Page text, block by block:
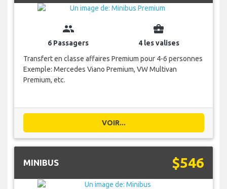
group
6 Passagers
business_center
4 les valises
Transfert en classe affaires Premium pour 4-6 personnes
Exemple: Mercedes Viano Premium, VW Multivan
Premium, etc.
VOIR...
MINIBUS $546